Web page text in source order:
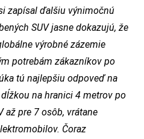
zapísal ďalšiu výnimočnú
SUV jasne dokazujú, že
výrobné zázemie
potrebám zákazníkov po
tú najlepšiu odpoveď na
na hranici 4 metrov po
až pre 7 osôb, vrátane
Čoraz